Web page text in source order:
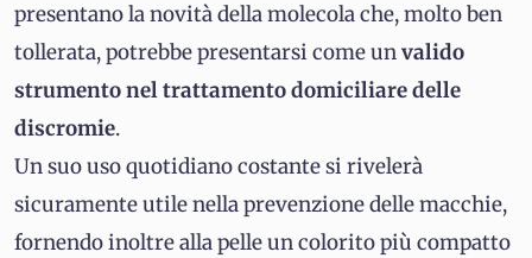
presentano la novità della molecola che, molto ben
tollerata, potrebbe presentarsi come unvalido
strumento nel trattamento domiciliare delle
discromie.
Un suo uso quotidiano costante si rivelerà
sicuramente utile nella prevenzione delle macchie,
fornendo inoltre alla pelle un colorito più compatto